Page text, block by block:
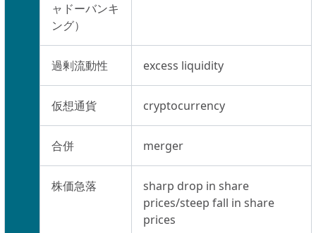
ャドーバンキ
ング）
過剰流動性 excess liquidity
仮想通貨 cryptocurrency
合併 merger
株価急落
sharp drop in share
prices/steep fall in share
prices